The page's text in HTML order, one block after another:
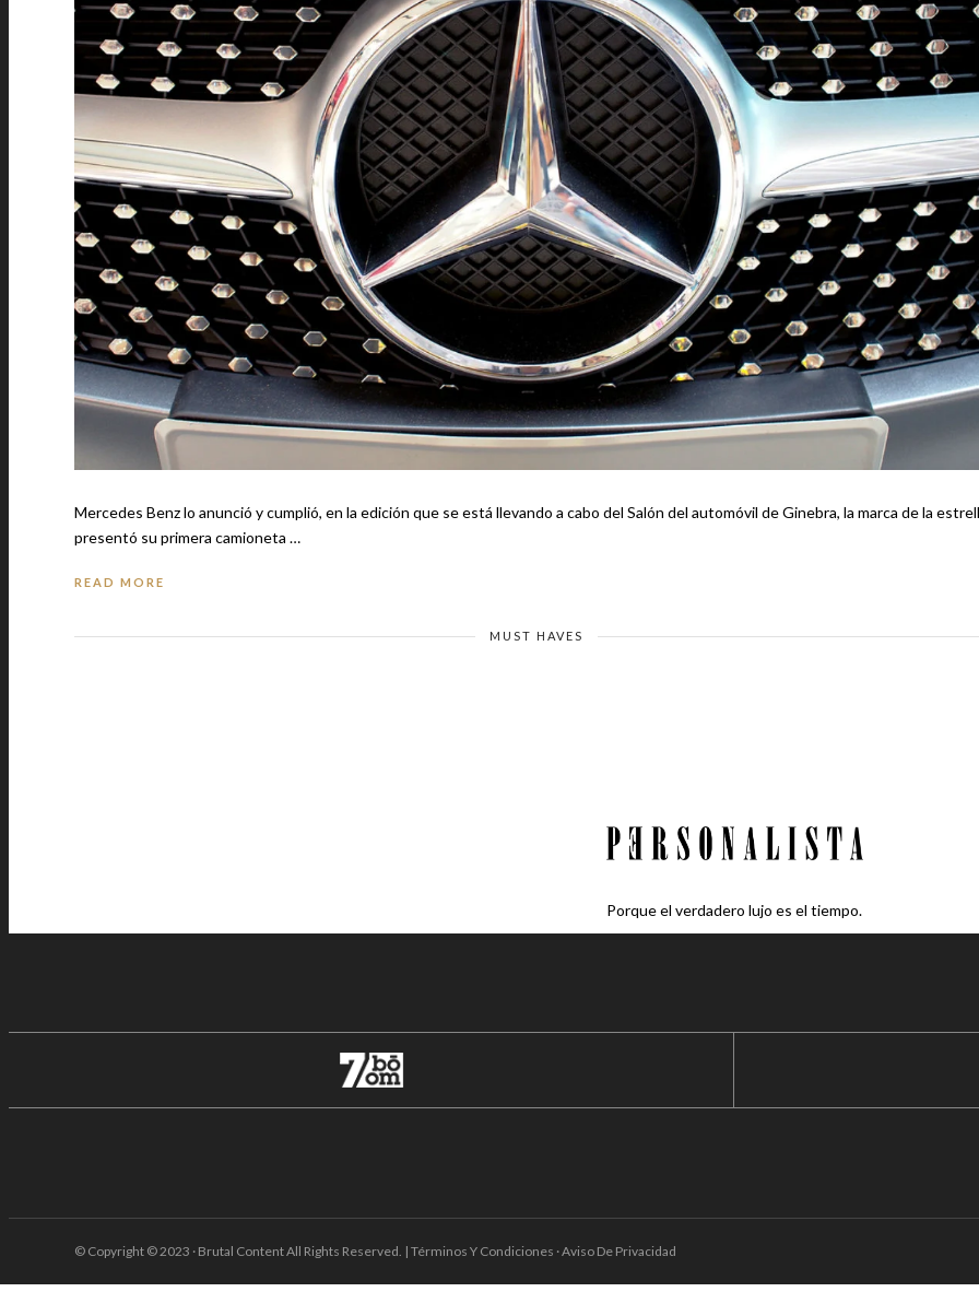
Mercedes Benz lo anunció y cumplió, en la edición que se está llevando a cabo del Salón del automóvil de Ginebra, la marca de la
presentó su primera camioneta …
READ MORE
MUST HAVES
Porque el verdadero lujo es el tiempo.
© Copyright © 2023 · Brutal Content All Rights Reserved. | Términos Y Condiciones · Aviso De Privacidad